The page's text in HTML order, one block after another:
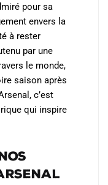
pour sa
envers la
à rester
par une
le monde,
saison après
c’est
qui inspire